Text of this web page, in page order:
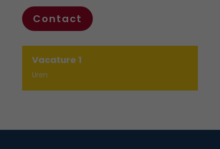
Contact
Vacature 1
Uren